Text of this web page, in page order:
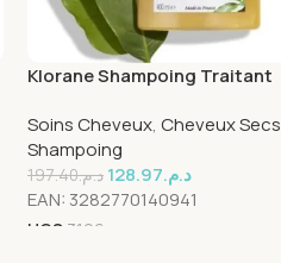
Klorane Shampoing Traitant
400 ml
Soins Cheveux, Cheveux Secs
Shampoing
د.م.197.40 د.م.128.97
EAN: 3282770140941
UGS 3196